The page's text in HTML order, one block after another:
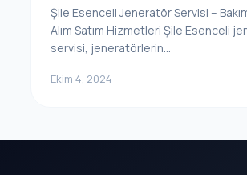
Şile Esenceli Jeneratör Servisi –
Alım Satım Hizmetleri Şile Esenceli
servisi, jeneratörlerin...
Ekim 4, 2024